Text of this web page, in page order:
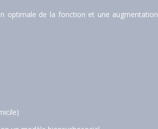
optimale de la fonction et une augmentation